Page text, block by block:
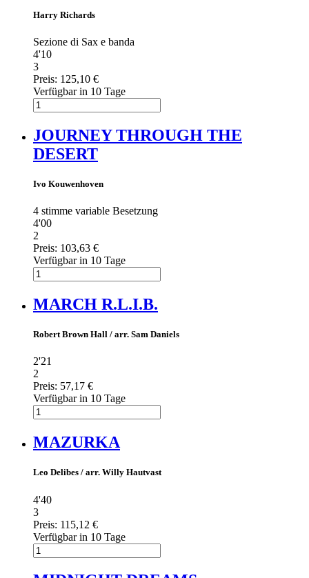
Harry Richards
Sezione di Sax e banda
4'10
3
Preis: 125,10 €
Verfügbar in 10 Tage
JOURNEY THROUGH THE
DESERT
Ivo Kouwenhoven
4 stimme variable Besetzung
4'00
2
Preis: 103,63 €
Verfügbar in 10 Tage
MARCH R.L.I.B.
Robert Brown Hall / arr. Sam Daniels
2'21
2
Preis: 57,17 €
Verfügbar in 10 Tage
MAZURKA
Leo Delibes / arr. Willy Hautvast
4'40
3
Preis: 115,12 €
Verfügbar in 10 Tage